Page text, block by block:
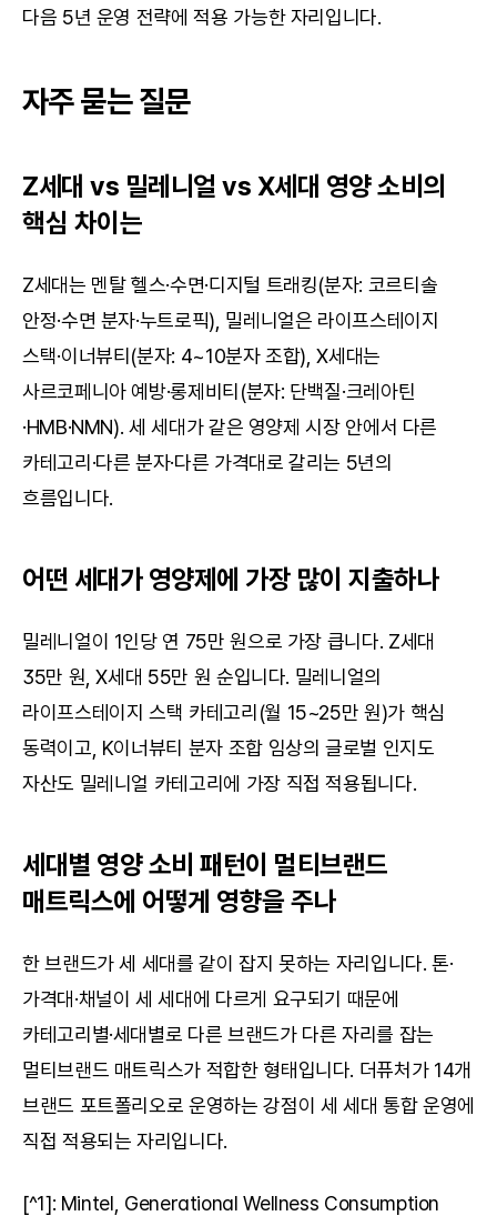
다음 5년 운영 전략에 적용 가능한 자리입니다.
자주 묻는 질문
Z세대 vs 밀레니얼 vs X세대 영양 소비의
핵심 차이는
Z세대는 멘탈 헬스·수면·디지털 트래킹(분자: 코르티솔
안정·수면 분자·누트로픽), 밀레니얼은 라이프스테이지
스택·이너뷰티(분자: 4~10분자 조합), X세대는
사르코페니아 예방·롱제비티(분자: 단백질·크레아틴
·HMB·NMN). 세 세대가 같은 영양제 시장 안에서 다른
카테고리·다른 분자·다른 가격대로 갈리는 5년의
흐름입니다.
어떤 세대가 영양제에 가장 많이 지출하나
밀레니얼이 1인당 연 75만 원으로 가장 큽니다. Z세대
35만 원, X세대 55만 원 순입니다. 밀레니얼의
라이프스테이지 스택 카테고리(월 15~25만 원)가 핵심
동력이고, K이너뷰티 분자 조합 임상의 글로벌 인지도
자산도 밀레니얼 카테고리에 가장 직접 적용됩니다.
세대별 영양 소비 패턴이 멀티브랜드
매트릭스에 어떻게 영향을 주나
한 브랜드가 세 세대를 같이 잡지 못하는 자리입니다. 톤·
가격대·채널이 세 세대에 다르게 요구되기 때문에
카테고리별·세대별로 다른 브랜드가 다른 자리를 잡는
멀티브랜드 매트릭스가 적합한 형태입니다. 더퓨처가 14개
브랜드 포트폴리오로 운영하는 강점이 세 세대 통합 운영에
직접 적용되는 자리입니다.
[^1]: Mintel, Generational Wellness Consumption